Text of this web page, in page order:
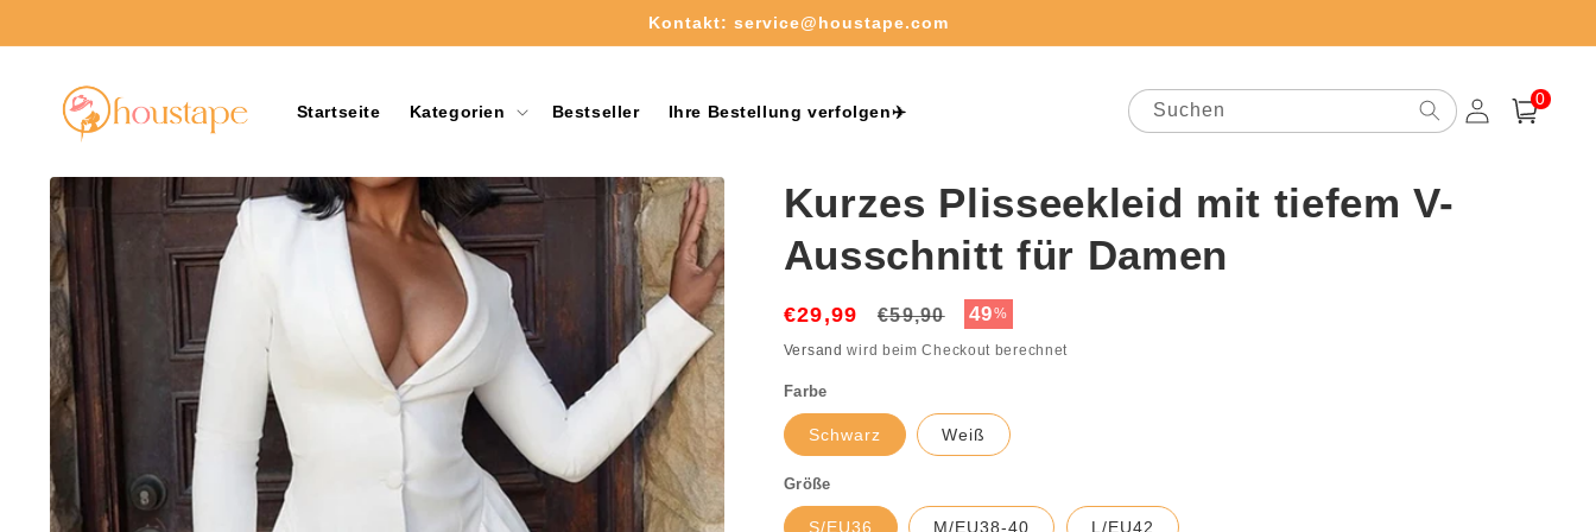
Inhalt
Kostenloser Versand ab 50€✈️
Startseite Kategorien Bestseller Ihre Bestellung verfolgen✈️ Suchen EinloggenWarenkorb
0
Artikel
Zu
Produktinformationen
springen
Kurzes Plisseekleid mit tiefem V-
Ausschnitt für Damen
€29,99
Normaler
Preis
€59,90 Verkaufspreis
49%
Versand wird beim Checkout berechnet
Farbe
Schwarz Weiß
Größe
S/EU36 M/EU38-40 L/EU42